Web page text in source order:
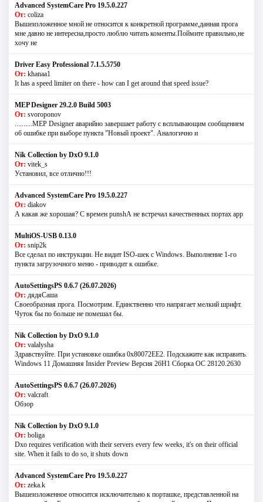
Advanced SystemCare Pro 19.5.0.227
От: coliza
Вышеизложенное мной не относится к конкретной программе,данная прога
мне давно не интересна,просто люблю читать коменты.Поймите правильно,не
хочу не
Driver Easy Professional 7.1.5.5750
От: khanaa1
It has a speed limiter on there - how can I get around that speed issue?
MEP Designer 29.2.0 Build 5003
От: svoroponov
..........MEP Designer аварийно завершает работу с всплывающим сообщением
об ошибке при выборе пункта "Новый проект". Аналогично и
Nik Collection by DxO 9.1.0
От: vitek_s
Установил, все отлично!!!
Advanced SystemCare Pro 19.5.0.227
От: diakov
А какая же хорошая? С времен punshА не встречал качественных портах app
MultiOS-USB 0.13.0
От: snip2k
Все сделал по инструкции. Не видит ISO-шек с Windows. Выполнение 1-го
пункта загрузочного меню - приводит к ошибке.
AutoSettingsPS 0.6.7 (26.07.2026)
От: дядяСаша
Своеобразная прога. Посмотрим. Единственно что напрягает мелкий шрифт.
Чуток бы по больше не помешал бы.
Nik Collection by DxO 9.1.0
От: valalysha
Здравствуйте. При установке ошибка 0х80072EE2. Подскажите как исправить.
Windows 11 Домашняя Insider Preview Версия 26H1 Сборка ОС 28120.2630
AutoSettingsPS 0.6.7 (26.07.2026)
От: valcraft
Обзор
Nik Collection by DxO 9.1.0
От: boliga
Dxo requires verification with their servers every few weeks, it's on their official
site. When it fails to do so, it shuts down
Advanced SystemCare Pro 19.5.0.227
От: zeka.k
Вышеизложенное относится исключительно к порташке, представленной на